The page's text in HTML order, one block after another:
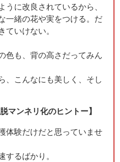
に改良されているから、
一緒の花や実をつける。だ
いけない。
色も、背の高さだってみん
、こんなにも美しく、そし
マンネリ化のヒントー】
体験だけだと思っていませ
るばかり。